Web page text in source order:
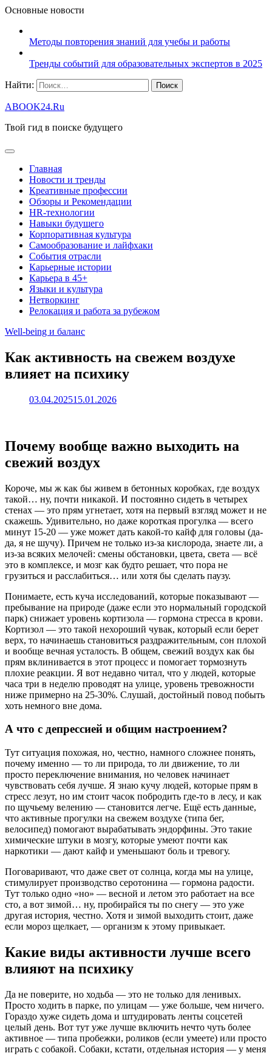
Основные новости
Методы повторения знаний для учебы и работы
Тренды событий для образовательных экспертов в 2025
Найти:
ABOOK24.Ru
Твой гид в поиске будущего
Главная
Новости и тренды
Креативные профессии
Обзоры и Рекомендации
HR‑технологии
Навыки будущего
Корпоративная культура
Самообразование и лайфхаки
События отрасли
Карьерные истории
Карьера в 45+
Языки и культура
Нетворкинг
Релокация и работа за рубежом
Well-being и баланс
Как активность на свежем воздухе
влияет на психику
03.04.202515.01.2026
Почему вообще важно выходить на
свежий воздух
Короче, мы ж как бы живем в бетонных коробках, где воздух
такой… ну, почти никакой. И постоянно сидеть в четырех
стенах — это прям угнетает, хотя на первый взгляд может и не
скажешь. Удивительно, но даже короткая прогулка — всего
минут 15-20 — уже может дать какой-то кайф для головы (да-
да, я не шучу). Причем не только из-за кислорода, знаете ли, а
из-за всяких мелочей: смены обстановки, цвета, света — всё
это в комплексе, и мозг как будто решает, что пора не
грузиться и расслабиться… или хотя бы сделать паузу.
Понимаете, есть куча исследований, которые показывают —
пребывание на природе (даже если это нормальный городской
парк) снижает уровень кортизола — гормона стресса в крови.
Кортизол — это такой нехороший чувак, который если берет
верх, то начинаешь становиться раздражительным, сон плохой
и вообще вечная усталость. В общем, свежий воздух как бы
прям вклинивается в этот процесс и помогает тормознуть
плохие реакции. Я вот недавно читал, что у людей, которые
часа три в неделю проводят на улице, уровень тревожности
ниже примерно на 25-30%. Слушай, достойный повод побыть
хоть немного вне дома.
А что с депрессией и общим настроением?
Тут ситуация похожая, но, честно, намного сложнее понять,
почему именно — то ли природа, то ли движение, то ли
просто переключение внимания, но человек начинает
чувствовать себя лучше. Я знаю кучу людей, которые прям в
стресс лезут, но им стоит часок побродить где-то в лесу, и как
по щучьему велению — становится легче. Ещё есть данные,
что активные прогулки на свежем воздухе (типа бег,
велосипед) помогают вырабатывать эндорфины. Это такие
химические штуки в мозгу, которые умеют почти как
наркотики — дают кайф и уменьшают боль и тревогу.
Поговаривают, что даже свет от солнца, когда мы на улице,
стимулирует производство серотонина — гормона радости.
Тут только одно «но» — весной и летом это работает на все
сто, а вот зимой… ну, пробирайся ты по снегу — это уже
другая история, честно. Хотя и зимой выходить стоит, даже
если мороз щелкает, — организм к этому привыкает.
Какие виды активности лучше всего
влияют на психику
Да не поверите, но ходьба — это не только для ленивых.
Просто ходить в парке, по улицам — уже больше, чем ничего.
Гораздо хуже сидеть дома и штудировать ленты соцсетей
целый день. Вот тут уже лучше включить нечто чуть более
активное — типа пробежки, роликов (если умеете) или просто
играть с собакой. Собаки, кстати, отдельная история — у меня